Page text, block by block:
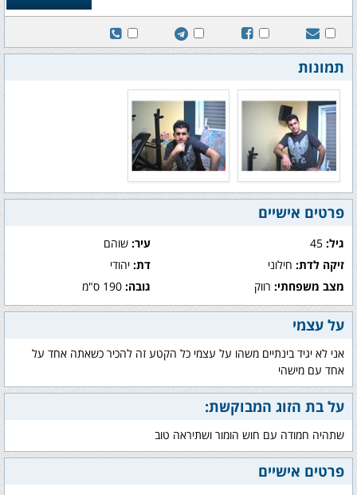
תמונות
פרטים אישיים
גיל: עיר:שוהם
זיקה לדת: חילוני דת:יהודי
מצב משפחתי: רווק גובה:190 ס"מ
על עצמי
אני לא יגיד בינתיים משהו על עצמי כל הקטע זה להכיר כשאתה אחד על
אחד עם מישהי
על בת הזוג המבוקשת:
שתהיה חמודה עם חוש הומור ושתיראה טוב
פרטים אישיים